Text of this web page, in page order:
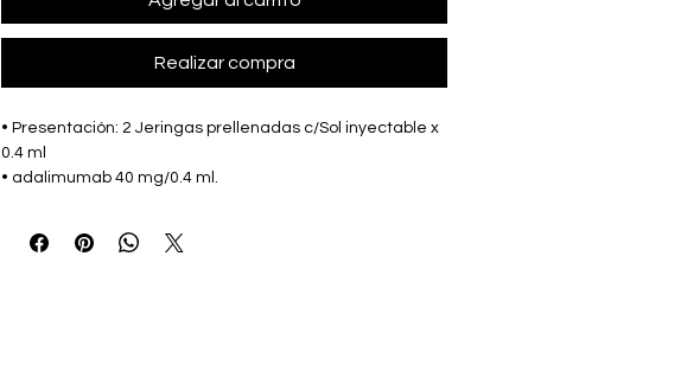
Realizar compra
• Presentación: 2 Jeringas prellenadas c/Sol inyectable x
0.4 ml
• adalimumab 40 mg/0.4 ml.